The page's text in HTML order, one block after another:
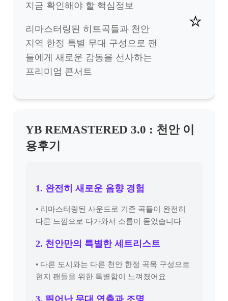
지금 확인해야 할 핵심정보
리마스터링된 히트곡들과 천안
지역 한정 특별 무대 구성으로 팬
들에게 새로운 감동을 선사하는
프리미엄 콘서트
⭐
YB REMASTERED 3.0 : 천안 이
용후기
1. 완전히 새로운 음향 경험
• 리마스터링된 사운드로 기존 곡들이 완전히
다른 느낌으로 다가와서 소름이 돋았습니다
2. 천안만의 특별한 세트리스트
• 다른 도시와는 다른 천안 한정 곡목 구성으로
현지 팬들을 위한 특별함이 느껴졌어요
3. 뛰어난 무대 연출과 조명